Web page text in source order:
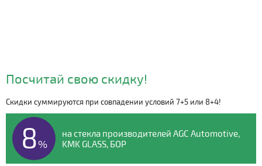
Видео о компании
Посчитай свою скидку!
Скидки суммируются при совпадении условий 7+5 или 8+4!
8%
на стекла производителей AGC Automotive,
KMK GLASS, БОР